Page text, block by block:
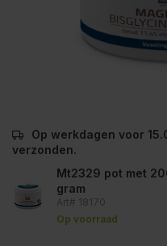
Op werkdagen voor
verzonden.
Mt2329 pot met
gram
Art# 18170
Op voorraad